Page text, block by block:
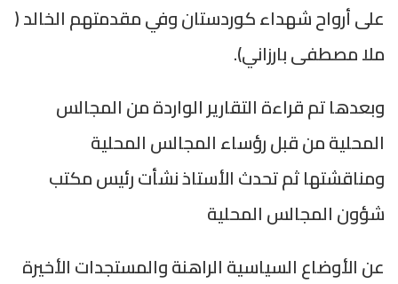
على أرواح شهداء كوردستان وفي مقدمتهم الخالد (
ملا مصطفى بارزاني).
وبعدها تم قراءة التقارير الواردة من المجالس
المحلية من قبل رؤساء المجالس المحلية
ومناقشتها ثم تحدث الأستاذ نشأت رئيس مكتب
شؤون المجالس المحلية
عن الأوضاعالسياسيةالراهنة والمستجدات الأخيرة